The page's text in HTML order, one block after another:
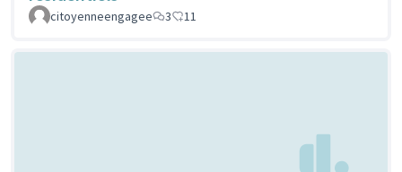
citoyenneengagee 3 11